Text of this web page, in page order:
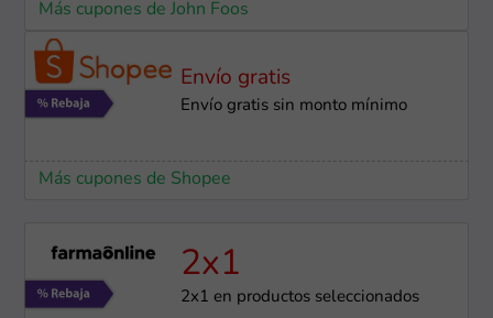
Más cupones de John Foos
Envío gratis
Envío gratis sin monto mínimo
Más cupones de Shopee
2x1
2x1 en productos seleccionados